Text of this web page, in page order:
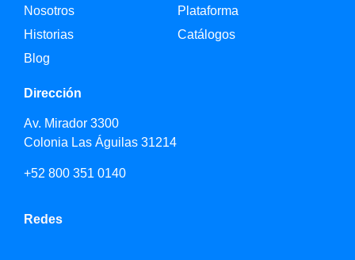
Nosotros
Historias
Blog
Plataforma
Catálogos
Dirección
Av. Mirador 3300
Colonia Las Águilas 31214
+52 800 351 0140
Redes